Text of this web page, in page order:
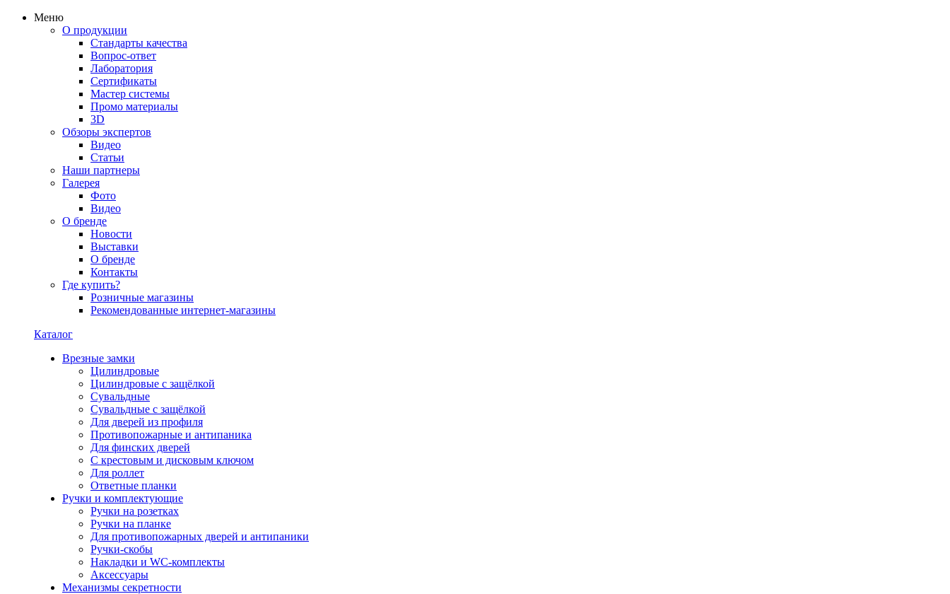
Меню
О продукции
Стандарты качества
Вопрос-ответ
Лаборатория
Сертификаты
Мастер системы
Промо материалы
3D
Обзоры экспертов
Видео
Статьи
Наши партнеры
Галерея
Фото
Видео
О бренде
Новости
Выставки
О бренде
Контакты
Где купить?
Розничные магазины
Рекомендованные интернет-магазины
Каталог
Врезные замки
Цилиндровые
Цилиндровые с защёлкой
Сувальдные
Сувальдные с защёлкой
Для дверей из профиля
Противопожарные и антипаника
Для финских дверей
С крестовым и дисковым ключом
Для роллет
Ответные планки
Ручки и комплектующие
Ручки на розетках
Ручки на планке
Для противопожарных дверей и антипаники
Ручки-скобы
Накладки и WC-комплекты
Аксессуары
Механизмы секретности